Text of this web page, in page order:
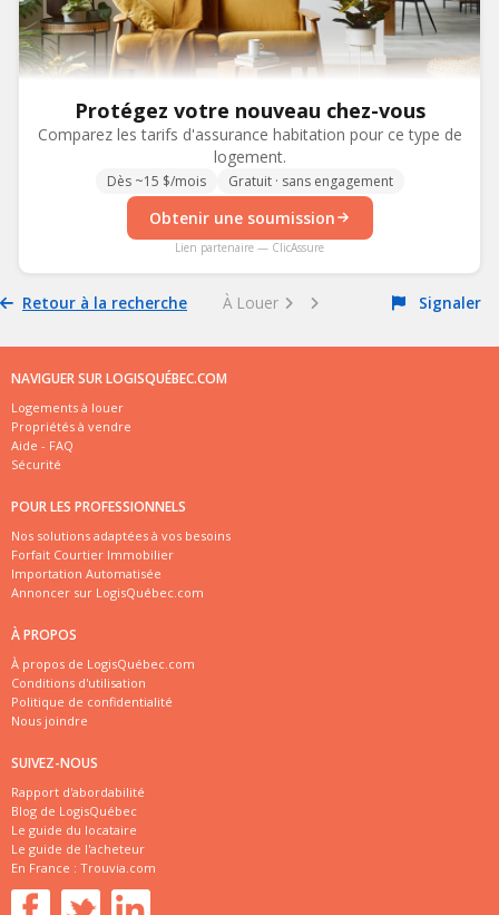
Protégez votre nouveau chez-vous
Comparez les tarifs d'assurance habitation pour ce type de
logement.
Dès ~15 $/mois Gratuit · sans engagement
Obtenir une soumission
Lien partenaire — ClicAssure
Retour à la recherche À Louer Signaler
NAVIGUER SUR LOGISQUÉBEC.COM
Logements à louer
Propriétés à vendre
Aide - FAQ
Sécurité
POUR LES PROFESSIONNELS
Nos solutions adaptées à vos besoins
Forfait Courtier Immobilier
Importation Automatisée
Annoncer sur LogisQuébec.com
À PROPOS
À propos de LogisQuébec.com
Conditions d'utilisation
Politique de confidentialité
Nous joindre
SUIVEZ-NOUS
Rapport d'abordabilité
Blog de LogisQuébec
Le guide du locataire
Le guide de l'acheteur
En France : Trouvia.com